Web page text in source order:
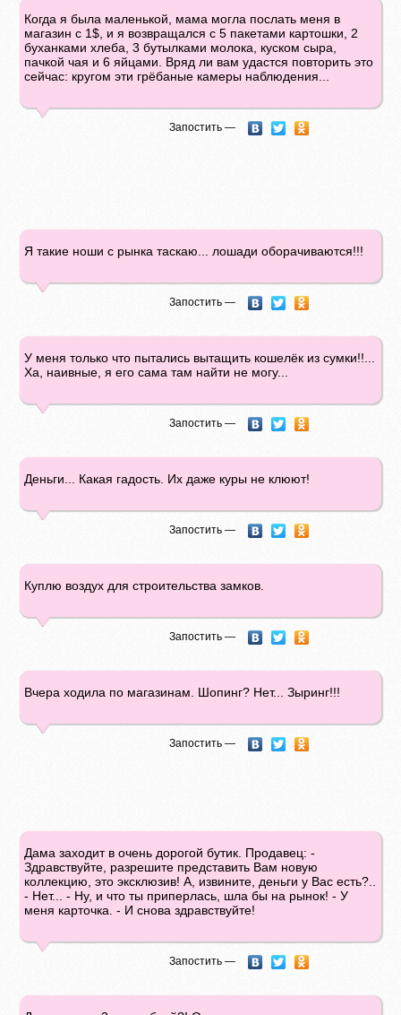
Когда я была маленькой, мама могла послать меня в
магазин с 1$, и я возвращался с 5 пакетами картошки, 2
буханками хлеба, 3 бутылками молока, куском сыра,
пачкой чая и 6 яйцами. Вряд ли вам удастся повторить это
сейчас: кругом эти грёбаные камеры наблюдения...
Запостить —
Я такие ноши с рынка таскаю... лошади оборачиваются!!!
Запостить —
У меня только что пытались вытащить кошелёк из сумки!!...
Ха, наивные, я его сама там найти не могу...
Запостить —
Деньги... Какая гадость. Их даже куры не клюют!
Запостить —
Куплю воздух для строительства замков.
Запостить —
Вчера ходила по магазинам. Шопинг? Нет... Зыринг!!!
Запостить —
Дама заходит в очень дорогой бутик. Продавец: -
Здравствуйте, разрешите представить Вам новую
коллекцию, это эксклюзив! А, извините, деньги у Вас есть?..
- Нет... - Ну, и что ты приперлась, шла бы на рынок! - У
меня карточка. - И снова здравствуйте!
Запостить —